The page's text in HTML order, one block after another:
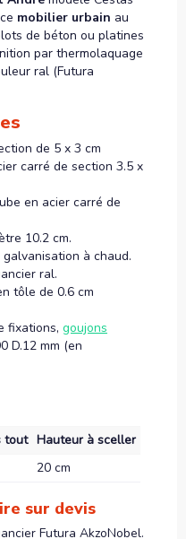
mobilier urbain au
de béton ou platines
par thermolaquage
ral (Futura
de 5 x 3 cm
carré de section 3.5 x
en acier carré de
10.2 cm.
à chaud.
ral.
tôle de 0.6 cm
fixations, goujons
D.12 mm (en
tout Hauteur à sceller
20 cm
sur devis
Futura AkzoNobel.